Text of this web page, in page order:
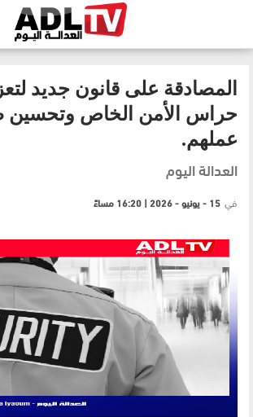
المصادقة على قانون جديد
حراس الأمن الخاص
عملهم.
العدالة اليوم
في 15 - يونيو - 2026 | 16:20 مساءً